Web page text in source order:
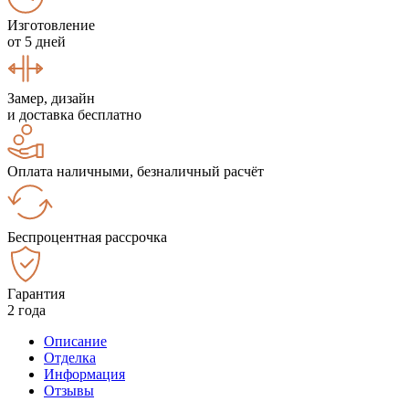
Изготовление
от 5 дней
Замер, дизайн
и доставка бесплатно
Оплата наличными, безналичный расчёт
Беспроцентная рассрочка
Гарантия
2 года
Описание
Отделка
Информация
Отзывы